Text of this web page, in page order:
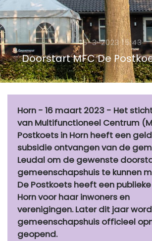
16-3-2023 15:43
Doorstart MFC De
Horn - 16 maart 2023 - Het
van Multifunctioneel Centrum
Postkoets in Horn heeft een
subsidie ontvangen van de
Leudal om de gewenste
gemeenschapshuis te kunnen
De Postkoets heeft een
Horn voor haar inwoners en
verenigingen. Later dit jaar
gemeenschapshuis officieel
geopend.